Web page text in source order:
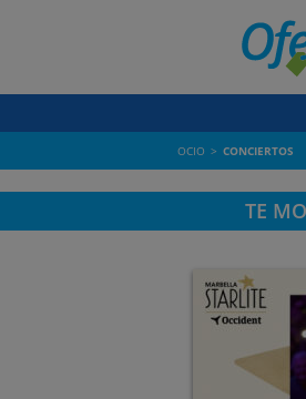
OCIO CONCIERTOS
TE